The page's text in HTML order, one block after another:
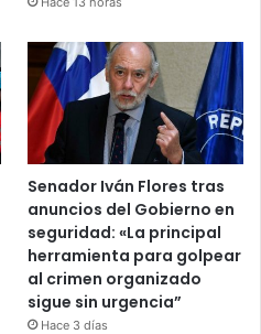
Senador Iván Flores tras
anuncios del Gobierno en
seguridad: «La principal
herramienta para golpear
al crimen organizado
sigue sin urgencia”
Hace 3 días